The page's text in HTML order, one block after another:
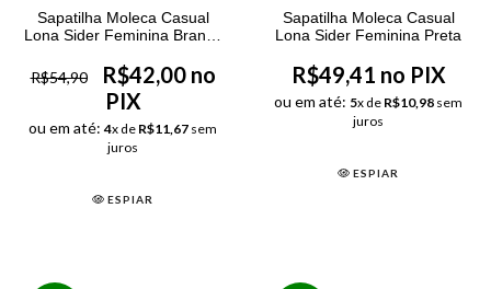
Sapatilha Moleca Casual
Lona Sider Feminina Branco
R$54,90
R$42,00 no
PIX
ou em até:4x de R$11,67 sem
juros
ESPIAR
Sapatilha Moleca Casual
Lona Sider Feminina Preta
R$49,41 no PIX
ou em até: 5x de R$10,98 sem
juros
ESPIAR